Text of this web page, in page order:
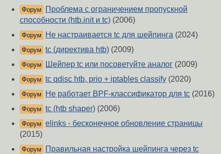
Форум
Проблема с ограничением пропускной
способности (htb.init и tc) (2006)
Форум Не настраивается tc для шейпинга (2024)
Форум tc (директива htb) (2009)
Форум Шейпер tc или посоветуйте аналог (2009)
Форум tc qdisc htb, prio + iptables classify (2020)
Форум Не работает BPF-классификатор для tc (2016)
Форум tc (htb shaper) (2006)
Форум elinks - бесконечное обновление страницы
(2015)
Форум
Правильная настройка шейпинга через tc